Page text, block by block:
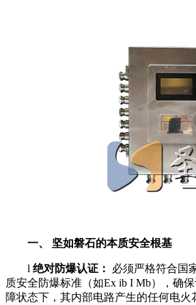
一、 坚如磐石的本质安全根基
l 绝对防爆认证：
必须严格符合国
质安全防爆标准（如Ex ib I Mb），确
障状态下，其内部电路产生的任何电火